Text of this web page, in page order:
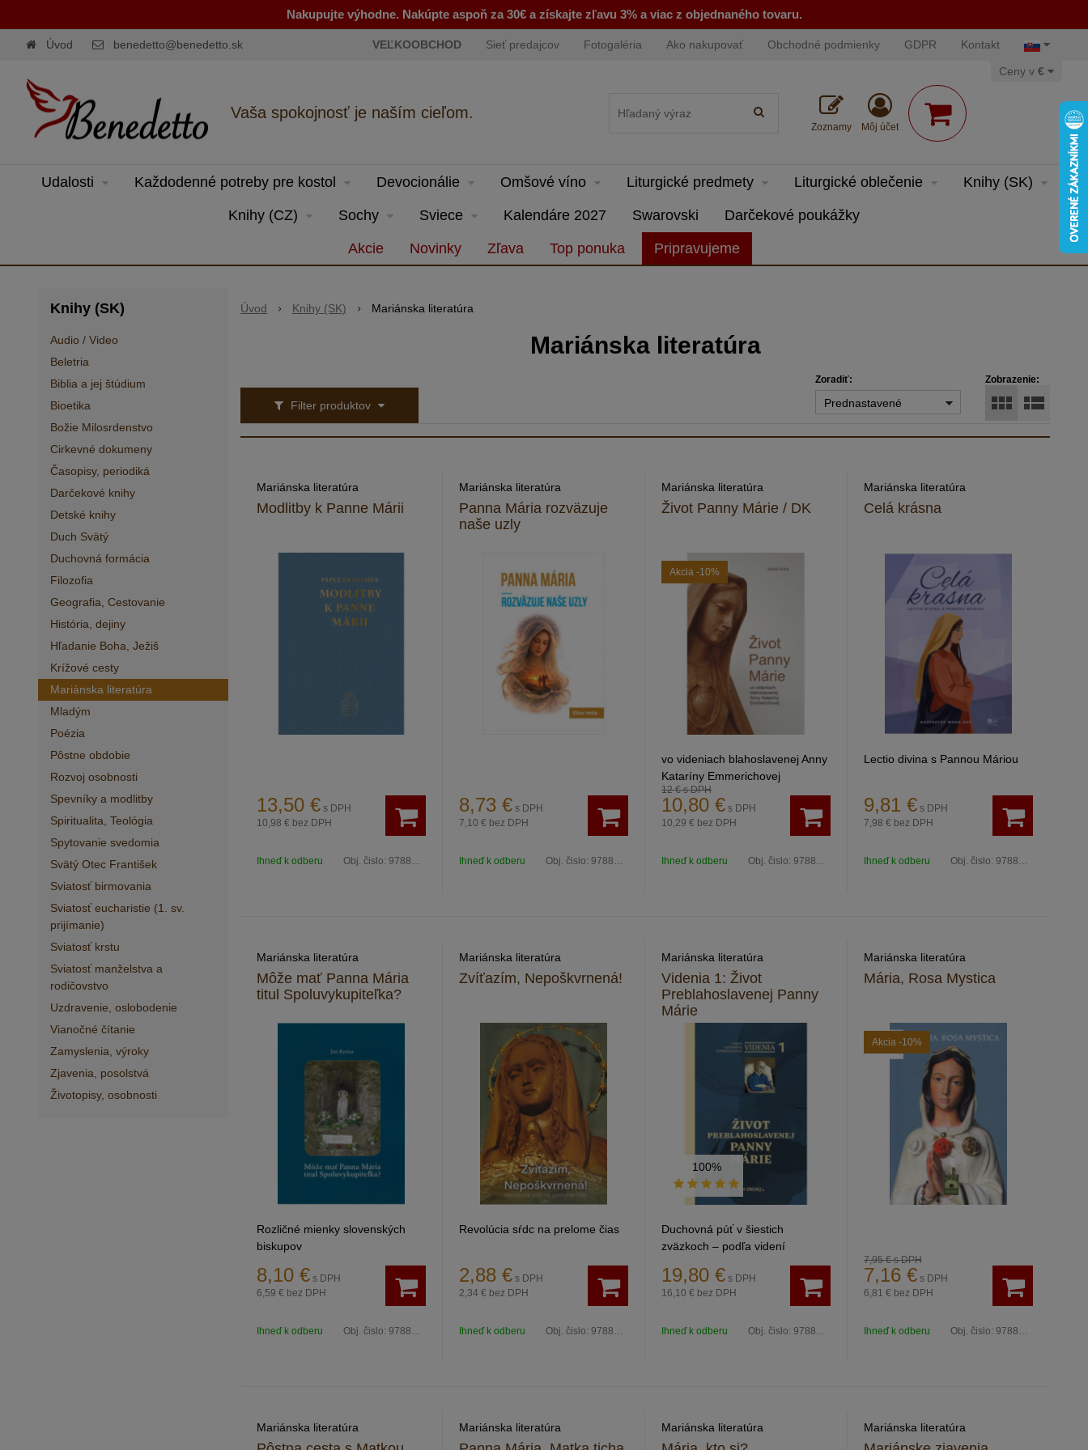
Nakupujte výhodne. Nakúpte aspoň za 30€ a získajte zľavu 3% a viac z objednaného tovaru.
Vaša spokojnosť je naším cieľom.
Úvod benedetto@benedetto.sk
Zoznamy Môj účet
VEĽKOOBCHOD Sieť predajcov Fotogaléria Ako nakupovať Obchodné podmienky GDPR Kontakt
Ceny v €
Knihy (SK)
Audio / Video
Beletria
Biblia a jej štúdium
Bioetika
Božie Milosrdenstvo
Cirkevné dokumeny
Časopisy, periodiká
Darčekové knihy
Detské knihy
Duch Svätý
Duchovná formácia
Filozofia
Geografia, Cestovanie
História, dejiny
Hľadanie Boha, Ježiš
Krížové cesty
Mariánska literatúra
Mladým
Poézia
Pôstne obdobie
Rozvoj osobnosti
Spevníky a modlitby
Spiritualita, Teológia
Spytovanie svedomia
Svätý Otec František
Sviatosť birmovania
Sviatosť eucharistie (1. sv.
prijímanie)
Sviatosť krstu
Sviatosť manželstva a
rodičovstvo
Uzdravenie, oslobodenie
Vianočné čítanie
Zamyslenia, výroky
Zjavenia, posolstvá
Životopisy, osobnosti
Úvod Knihy (SK) Mariánska literatúra
Mariánska literatúra
Filter produktov
Zobrazenie:
Zoradiť:
Prednastavené
Mariánska literatúra
Modlitby k Panne Márii
13,50 € s DPH
10,98 € bez DPH
Ihneď k odberu Obj. čislo: 9788081616983
Mariánska literatúra
Panna Mária rozväzuje
naše uzly
8,73 € s DPH
7,10 € bez DPH
Ihneď k odberu Obj. čislo: 9788089606269
Mariánska literatúra
Život Panny Márie / DK
Akcia -10%
vo videniach blahoslavenej Anny
Kataríny Emmerichovej
12 €s DPH
10,80 € s DPH
10,29 € bez DPH
Ihneď k odberu Obj. čislo: 9788081914324
Mariánska literatúra
Celá krásna
Lectio divina s Pannou Máriou
9,81 € s DPH
7,98 € bez DPH
Ihneď k odberu Obj. čislo: 9788069022478
Mariánska literatúra
Môže mať Panna Mária
titul Spoluvykupiteľka?
Rozličné mienky slovenských
biskupov
8,10 € s DPH
6,59 € bez DPH
Ihneď k odberu Obj. čislo: 9788097170639
Mariánska literatúra
Zvíťazím, Nepoškvrnená!
Revolúcia sŕdc na prelome čias
2,88 € s DPH
2,34 € bez DPH
Ihneď k odberu Obj. čislo: 9788089219421
Mariánska literatúra
Videnia 1: Život
Preblahoslavenej Panny
Márie
100%
Duchovná púť v šiestich
zväzkoch – podľa videní
blahoslavenej Anny Kataríny
Emmerichovej
19,80 € s DPH
16,10 € bez DPH
Ihneď k odberu Obj. čislo: 9788082118011
Mariánska literatúra
Mária, Rosa Mystica
Akcia -10%
7,95 €s DPH
7,16 € s DPH
6,81 € bez DPH
Ihneď k odberu Obj. čislo: 9788089386147
Mariánska literatúra Mariánska literatúra Mariánska literatúra Mariánska literatúra
Udalosti Každodenné potreby pre kostol Devocionálie Omšové víno Liturgické predmety Liturgické oblečenie Knihy (SK)
Knihy (CZ) Sochy Sviece Kalendáre 2027 Swarovski Darčekové poukážky
Akcie Novinky Zľava Top ponuka Pripravujeme